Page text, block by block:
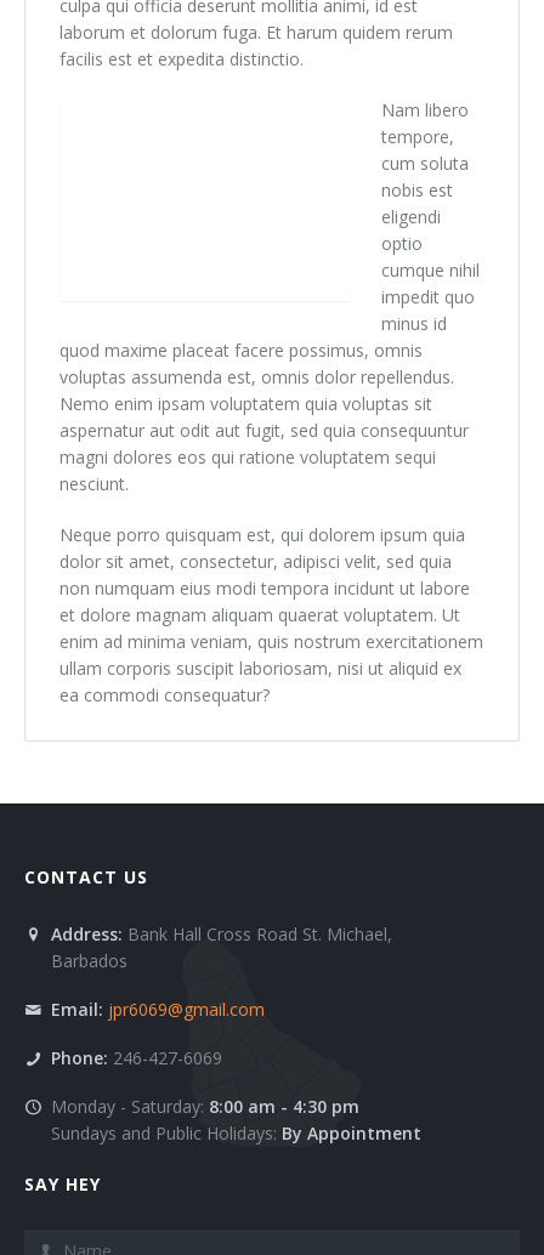
culpa qui officia deserunt mollitia animi, id est
laborum et dolorum fuga. Et harum quidem rerum
facilis est et expedita distinctio.
Nam libero
tempore,
cum soluta
nobis est
eligendi
optio
cumque nihil
impedit quo
minus id
quod maxime placeat facere possimus, omnis
voluptas assumenda est, omnis dolor repellendus.
Nemo enim ipsam voluptatem quia voluptas sit
aspernatur aut odit aut fugit, sed quia consequuntur
magni dolores eos qui ratione voluptatem sequi
nesciunt.
Neque porro quisquam est, qui dolorem ipsum quia
dolor sit amet, consectetur, adipisci velit, sed quia
non numquam eius modi tempora incidunt ut labore
et dolore magnam aliquam quaerat voluptatem. Ut
enim ad minima veniam, quis nostrum exercitationem
ullam corporis suscipit laboriosam, nisi ut aliquid ex
ea commodi consequatur?
CONTACT US
Address: Bank Hall Cross Road St. Michael,
Barbados
Email: jpr6069@gmail.com
Phone: 246-427-6069
Monday - Saturday: 8:00 am - 4:30 pm
Sundays and Public Holidays: By Appointment
SAY HEY